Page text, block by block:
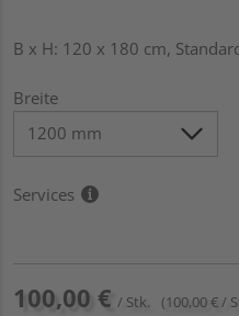
B x H: 120 x 180 cm,
Breite
Services
100,00 € / Stk. (100,00 € /